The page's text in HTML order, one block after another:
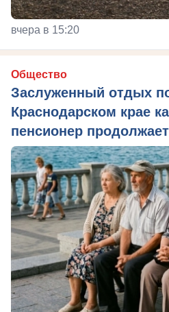
вчера в 15:20
Общество
Заслуженный отдых
Краснодарском крае
пенсионер